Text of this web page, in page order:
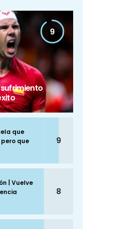
9
sufrimiento
que
que
9
| Vuelve
8